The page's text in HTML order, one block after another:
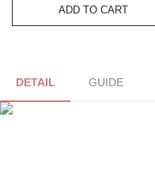
ADD TO CART
DETAIL GUIDE